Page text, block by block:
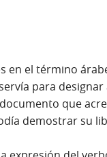
en el término
para designar
que
demostrar su